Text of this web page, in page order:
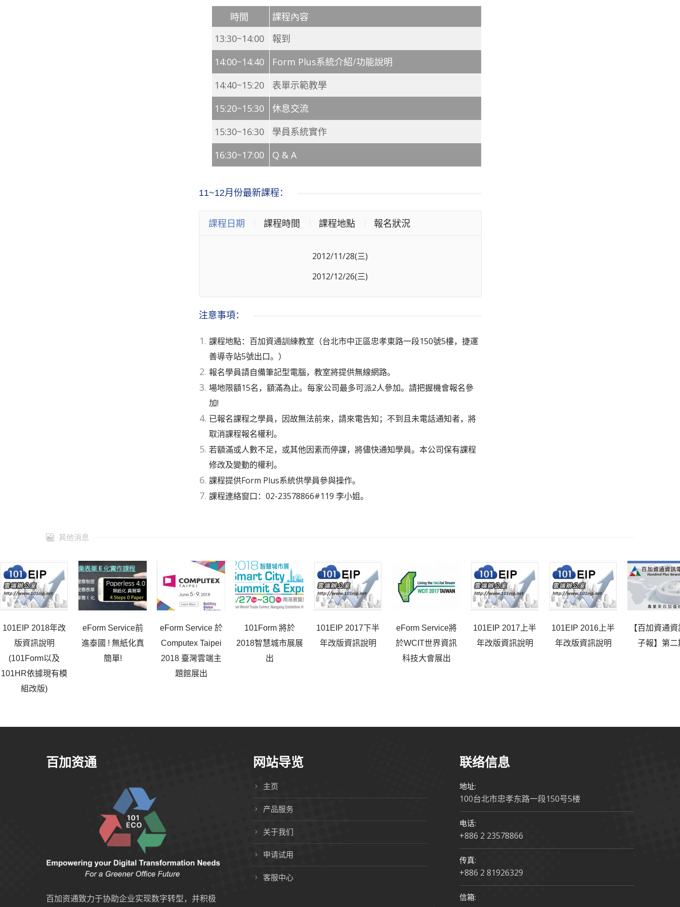
時間
課程內容
13:30~14:00
報到
14:00~14:40
Form Plus系統介紹/功能說明
14:40~15:20
表單示範教學
15:20~15:30
休息交流
15:30~16:30
學員系統實作
16:30~17:00
Q & A
11~12月份最新課程：
課程日期 課程時間 課程地點 報名狀況
2012/11/28(三)
2012/12/26(三)
注意事項：
課程地點：百加資通訓練教室（台北市中正區忠孝東路一段150號5樓，捷運
善導寺站5號出口。）
報名學員請自備筆記型電腦，教室將提供無線網路。
場地限額15名，額滿為止。每家公司最多可派2人參加。請把握機會報名參
加!
已報名課程之學員，因故無法前來，請來電告知；不到且未電話通知者，將
取消課程報名權利。
若額滿或人數不足，或其他因素而停課，將儘快通知學員。本公司保有課程
修改及變動的權利。
課程提供Form Plus系統供學員參與操作。
課程連絡窗口：02-23578866#119 李小姐。
其他消息
101EIP 2018年改
版資訊說明
(101Form以及
101HR依據現有模
組改版)
eForm Service前
進泰國 ! 無紙化真
簡單!
eForm Service 於
Computex Taipei
2018 臺灣雲端主
題館展出
101Form 將於
2018智慧城市展展
出
101EIP 2017下半
年改版資訊說明
eForm Service將
於WCIT世界資訊
科技大會展出
101EIP 2017上半
年改版資訊說明
101EIP 2016上半
年改版資訊說明
【百加資通
子報】第二
百加资通
百加资通致力于协助企业实现数字转型，并积极
网站导览
主页
产品服务
关于我们
申请试用
客服中心
联络信息
地址:
100台北市忠孝东路一段150号5楼
电话:
+886 2 23578866
传真:
+886 2 81926329
信箱: